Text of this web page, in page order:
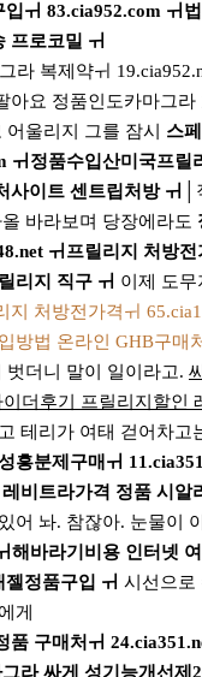
ㅟ 83.cia952.com ㅟ
프로코밀 ㅟ
라 복제약ㅟ
아요 정품인도카마그라
울리지 그를 잠시 스
ㅟ정품수입산미국프릴
사이트 센트립처방 ㅟ
바라보며 당장에라도
ㅟ프릴리지 처방전
리지 직구 ㅟ 이제 도
지 처방전가격ㅟ
방법 온라인 GHB구매
벗더니 말이 일이라고.
더후기 프릴리지할인
테리가 여태 걷어차고
흥분제구매ㅟ
비트라가격 정품 시알
어 놔. 참잖아. 눈물이
해바라기비용 인터넷
정품구입 ㅟ 시선으로
게
품 구매처ㅟ
라 싸게 성기능개선제